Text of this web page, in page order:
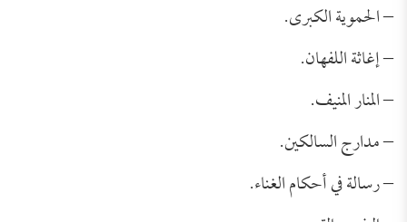
– الحموية الكبرى.
– إغاثة اللفهان.
– المنار المنيف.
– مدارج السالكين.
– رسالة في أحكام الغناء.